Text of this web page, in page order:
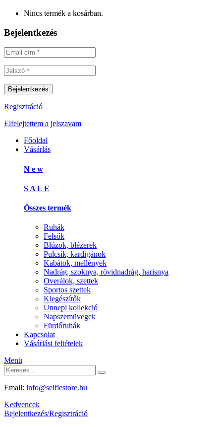
Nincs termék a kosárban.
Bejelentkezés
Regisztráció
Elfelejtettem a jelszavam
Főoldal
Vásárlás
N e w
S A L E
Összes termék
Ruhák
Felsők
Blúzok, blézerek
Pulcsik, kardigánok
Kabátok, mellények
Nadrág, szoknya, rövidnadrág, harisnya
Overálok, szettek
Sportos szettek
Kiegészítők
Ünnepi kollekció
Napszemüvegek
Fürdőruhák
Kapcsolat
Vásárlási feltételek
Menü
Email: info@selfiestore.hu
Kedvencek
Bejelentkezés/Regisztráció